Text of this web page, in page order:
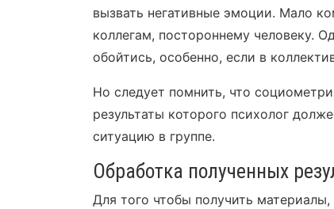
вызвать негативные эмоции. Мало
коллегам, постороннему человеку.
обойтись, особенно, если в
Но следует помнить, что
результаты которого психолог
ситуацию в группе.
Обработка полученных
Для того чтобы получить